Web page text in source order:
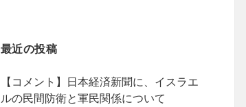
最近の投稿
【コメント】日本経済新聞に、イスラエ
ルの民間防衛と軍民関係について